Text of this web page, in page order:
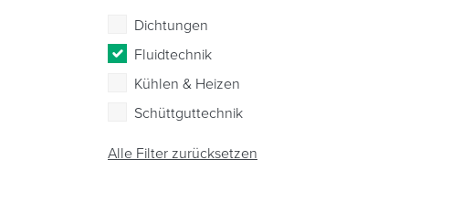
Dichtungen
Fluidtechnik
Kühlen & Heizen
Schüttguttechnik
Alle Filter zurücksetzen